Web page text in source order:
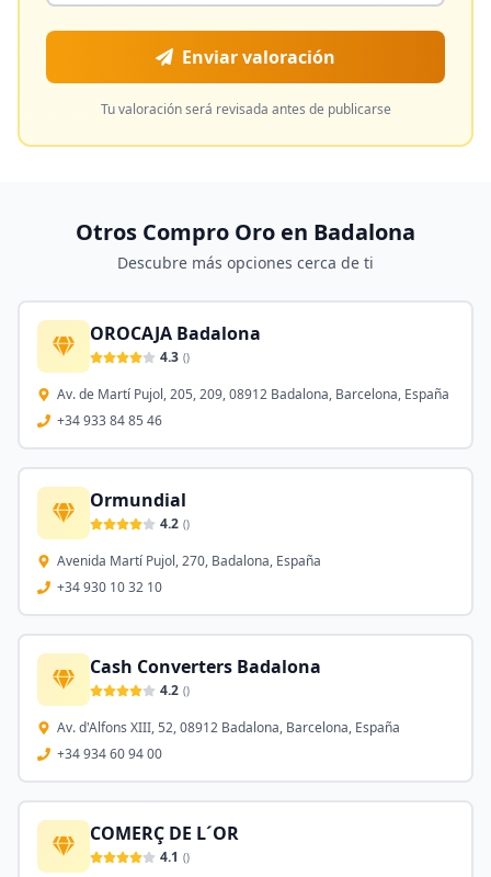
Enviar valoración
Tu valoración será revisada antes de publicarse
Otros Compro Oro en Badalona
Descubre más opciones cerca de ti
OROCAJA Badalona
4.3 ()
Av. de Martí Pujol, 205, 209, 08912 Badalona, Barcelona, España
+34 933 84 85 46
Ormundial
4.2 ()
Avenida Martí Pujol, 270, Badalona, España
+34 930 10 32 10
Cash Converters Badalona
4.2 ()
Av. d'Alfons XIII, 52, 08912 Badalona, Barcelona, España
+34 934 60 94 00
COMERÇ DE L´OR
4.1 ()